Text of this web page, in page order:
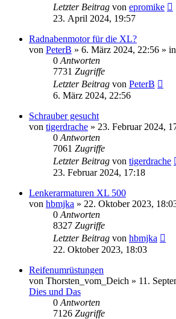
Letzter Beitrag von epromike
23. April 2024, 19:57
Radnabenmotor für die XL?
von PeterB » 6. März 2024, 22:56 » in
0 Antworten
7731 Zugriffe
Letzter Beitrag von PeterB
6. März 2024, 22:56
Schrauber gesucht
von tigerdrache » 23. Februar 2024,
0 Antworten
7061 Zugriffe
Letzter Beitrag von tigerdrache
23. Februar 2024, 17:18
Lenkerarmaturen XL 500
von hbmjka » 22. Oktober 2023,
0 Antworten
8327 Zugriffe
Letzter Beitrag von hbmjka
22. Oktober 2023, 18:03
Reifenumrüstungen
von Thorsten_vom_Deich » 11.
Dies und Das
0 Antworten
7126 Zugriffe